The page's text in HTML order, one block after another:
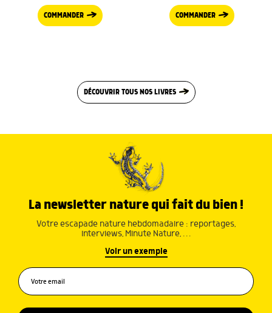
COMMANDER COMMANDER
DÉCOUVRIR TOUS NOS LIVRES
La newsletter nature qui fait du bien !
Votre escapade nature hebdomadaire : reportages,
interviews, Minute Nature, …
Voir un exemple